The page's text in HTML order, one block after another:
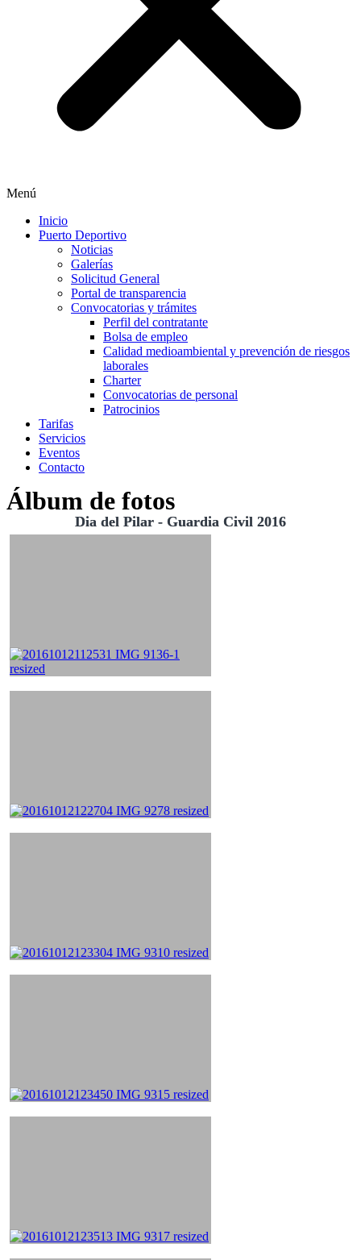
Menú
Inicio
Puerto Deportivo
Noticias
Galerías
Solicitud General
Portal de transparencia
Convocatorias y trámites
Perfil del contratante
Bolsa de empleo
Calidad medioambiental y prevención de riesgos
laborales
Charter
Convocatorias de personal
Patrocinios
Tarifas
Servicios
Eventos
Contacto
Álbum de fotos
Dia del Pilar - Guardia Civil 2016